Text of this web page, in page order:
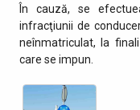
În cauză, se
infracţiunii de
neînmatriculat, la
care se impun.